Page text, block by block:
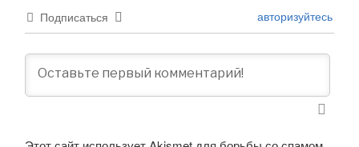
Подписаться авторизуйтесь